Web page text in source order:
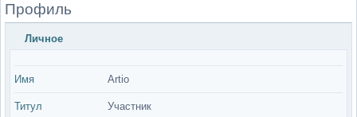
Профиль
Личное
Имя Artio
Титул Участник